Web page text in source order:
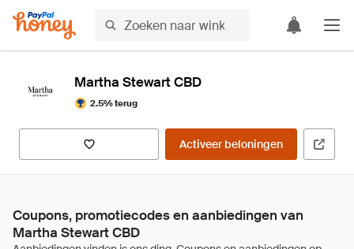
Martha Stewart CBD
2.5% terug
Activeer beloningen
Coupons, promotiecodes en aanbiedingen van
Martha Stewart CBD